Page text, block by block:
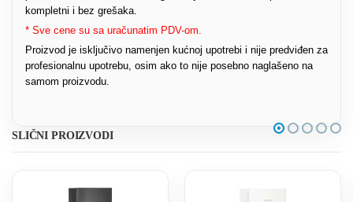
kompletni i bez grešaka.
* Sve cene su sa uračunatim PDV-om.
Proizvod je isključivo namenjen kućnoj upotrebi i nije predviđen za
profesionalnu upotrebu, osim ako to nije posebno naglašeno na
samom proizvodu.
SLIČNI PROIZVODI